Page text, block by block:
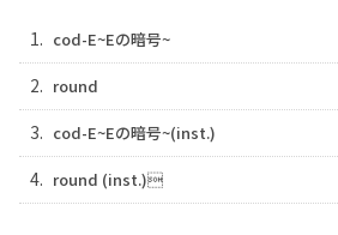
1. cod-E~Eの暗号~
2. round
3. cod-E~Eの暗号~(inst.)
4. round (inst.)